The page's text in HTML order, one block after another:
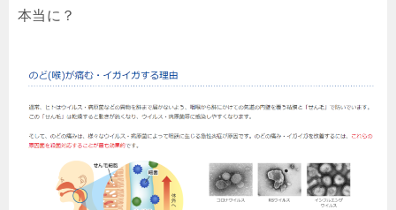
本当に？